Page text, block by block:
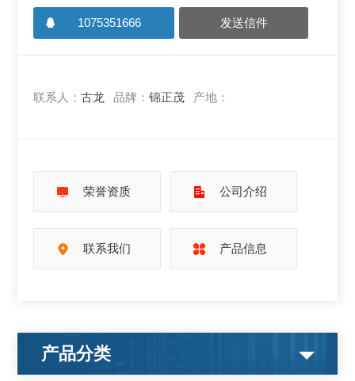
1075351666 发送信件
联系人：古龙 品牌：锦正茂 产地：
荣誉资质 公司介绍
联系我们 产品信息
产品分类